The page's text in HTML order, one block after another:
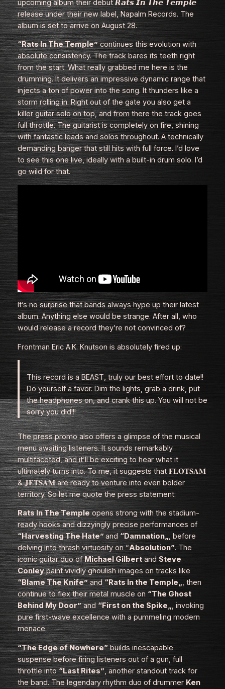
upcoming album their debut 𝙍𝙖𝙩𝙨 𝙄𝙣 𝙏𝙝𝙚 𝙏𝙚𝙢𝙥𝙡𝙚
release under their new label, Napalm Records. The
album is set to arrive on August 28.
“Rats In The Temple”continues this evolution with
absolute consistency. The track bares its teeth right
from the start. What really grabbed me here is the
drumming. It delivers an impressive dynamic range that
injects a ton of power into the song. It thunders like a
storm rolling in. Right out of the gate you also get a
killer guitar solo on top, and from there the track goes
full throttle. The guitarist is completely on fire, shining
with fantastic leads and solos throughout. A technically
demanding banger that still hits with full force. I’d love
to see this one live, ideally with a built‑in drum solo. I’d
go wild for that.
It’s no surprise that bands always hype up their latest
album. Anything else would be strange. After all, who
would release a record they’re not convinced of?
Frontman Eric A.K. Knutson is absolutely fired up:
This record is a BEAST, truly our best effort to date!!
Do yourself a favor. Dim the lights, grab a drink, put
the headphones on, and crank this up. You will not be
sorry you did!!!
The press promo also offers a glimpse of the musical
menu awaiting listeners. It sounds remarkably
multifaceted, and it’ll be exciting to hear what it
ultimately turns into. To me, it suggests that 𝐅𝐋𝐎𝐓𝐒𝐀𝐌
& 𝐉𝐄𝐓𝐒𝐀𝐌 are ready to venture into even bolder
territory. So let me quote the press statement:
Rats In The Templeopens strong with the stadium-
ready hooks and dizzyingly precise performances of
“Harvesting The Hate”and“Damnation„, before
delving into thrash virtuosity on“Absolution”. The
iconic guitar duo ofMichael Gilbertand Steve
Conleypaint vividly ghoulish images on tracks like
“Blame The Knife”and“Rats In the Temple„, then
continue to flex their metal muscle on “The Ghost
Behind My Door”and“First on the Spike„, invoking
pure first-wave excellence with a pummeling modern
menace.
“The Edge of Nowhere”builds inescapable
suspense before firing listeners out of a gun, full
throttle into“Last Rites”, another standout track for
the band. The legendary rhythm duo of drummer Ken